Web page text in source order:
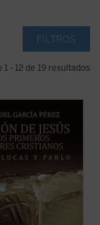
FILTROS
1 - 12 de 19 resultados
oscuridades
de la historia de la
evangelistas más
Lucas, intentando
el recurso al
la tradición ...(ver